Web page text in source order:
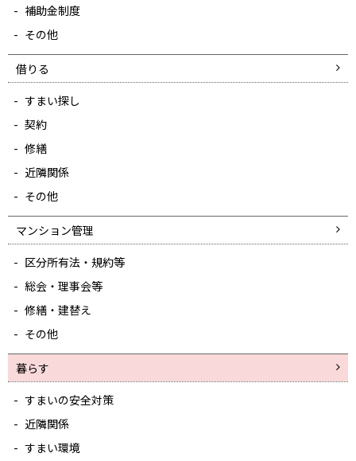
補助金制度
その他
借りる
すまい探し
契約
修繕
近隣関係
その他
マンション管理
区分所有法・規約等
総会・理事会等
修繕・建替え
その他
暮らす
すまいの安全対策
近隣関係
すまい環境